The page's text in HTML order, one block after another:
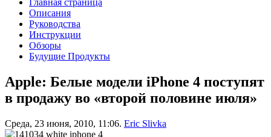
Описания
Руководства
Инструкции
Обзоры
Будущие Продукты
Apple: Белые модели iPhone 4 поступят
в продажу во «второй половине июля»
Среда, 23 июня, 2010, 11:06. Eric Slivka